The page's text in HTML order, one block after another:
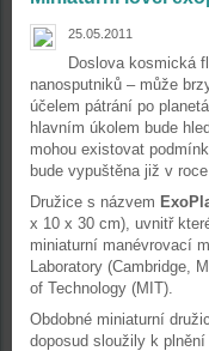
25.05.2011
Doslova kosmická
nanosputniků – může
účelem pátrání po
hlavním úkolem bude
mohou existovat
bude vypuštěna již v
Družice s názvem
x 10 x 30 cm), uvnitř
miniaturní manévrovací
Laboratory (Cambridge,
of Technology (MIT).
Obdobné miniaturní
doposud sloužily k